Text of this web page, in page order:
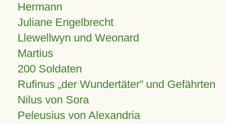
Hermann
Juliane Engelbrecht
Llewellwyn und Weonard
Martius
200 Soldaten
Rufinus „der Wundertäter” und Gefährten
Nilus von Sora
Peleusius von Alexandria